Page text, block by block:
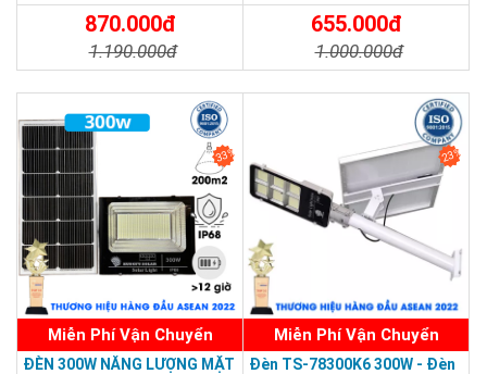
Thương hiệu dẫn đầu Việt Nam 2023
Nước Giá Rẻ870.000đ
1.190.000đ
655.000đ
1.000.000đ
33%
Miễn Phí Vận Chuyển
ĐÈN 300W NĂNG LƯỢNG MẶT
23%
Miễn Phí Vận Chuyển
Đèn TS-78300K6 300W - Đèn